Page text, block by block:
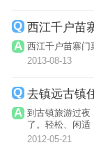
西江千户苗
西江千户苗寨门
2013-08-13
去镇远古镇
到古镇旅游过夜
了。轻松、闲适
看欣欣小编的...
2012-05-21